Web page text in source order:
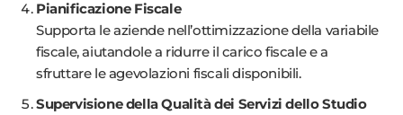
Pianificazione Fiscale
Supporta le aziende nell’ottimizzazione della variabile
fiscale, aiutandole a ridurre il carico fiscale e a
sfruttare le agevolazioni fiscali disponibili.
Supervisione della Qualità dei Servizi dello Studio